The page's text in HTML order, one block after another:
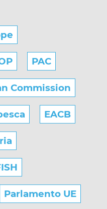
PAC
Commission
EACB
Parlamento UE